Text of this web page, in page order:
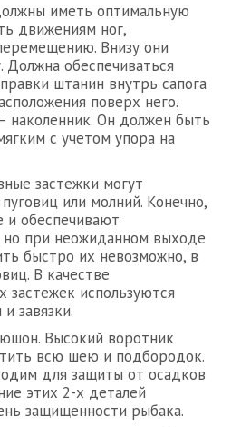
иметь оптимальную
движениям ног,
Внизу они
обеспечиваться
штанин внутрь сапога
поверх него.
наколенник. Он должен быть
с учетом упора на
застежки могут
или молний. Конечно,
и обеспечивают
но при неожиданном выходе
быстро их невозможно, в
В качестве
застежек используются
завязки.
Высокий воротник
всю шею и подбородок.
для защиты от осадков
этих 2-х деталей
защищенности рыбака.